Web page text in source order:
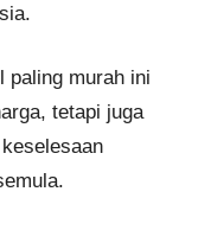
paling murah ini
tetapi juga